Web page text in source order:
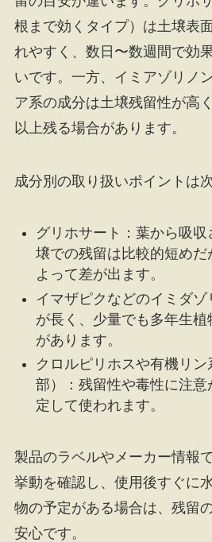
根まで効くタイプ）は土壌表
れやすく、数日〜数週間で効
いです。一方、イミアゾリノ
ア系の成分は土壌残留性が高
以上残る場合があります。
成分別の取り扱いポイントは
グリホサート：葉から吸
壌での残留は比較的短め
よって差が出ます。
イマザピクなどのイミダ
が長く、少量でも多年生
があります。
クロルピリホスや有機リ
部）：残留性や毒性に注意
定して使われます。
製品のラベルやメーカー情報
挙動を確認し、使用後すぐに
物の予定がある場合は、残留
安心です。